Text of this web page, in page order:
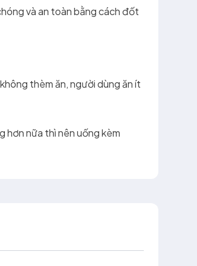
và an toàn bằng cách đốt
thèm ăn, người dùng ăn ít
hơn nữa thì nên uống kèm